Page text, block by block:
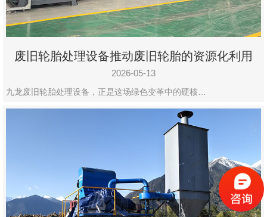
废旧轮胎处理设备推动废旧轮胎的资源化利用
2026-05-13
九龙废旧轮胎处理设备，正是这场绿色变革中的硬核…